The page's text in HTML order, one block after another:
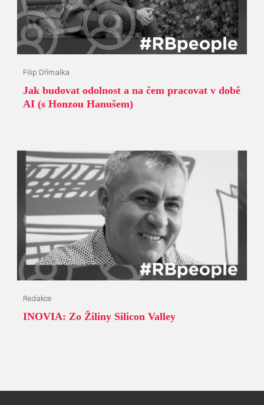
Filip Dřímalka
Jak budovat odolnost a na čem pracovat v době
AI (s Honzou Hanušem)
Redakce
INOVIA: Zo Žiliny Silicon Valley